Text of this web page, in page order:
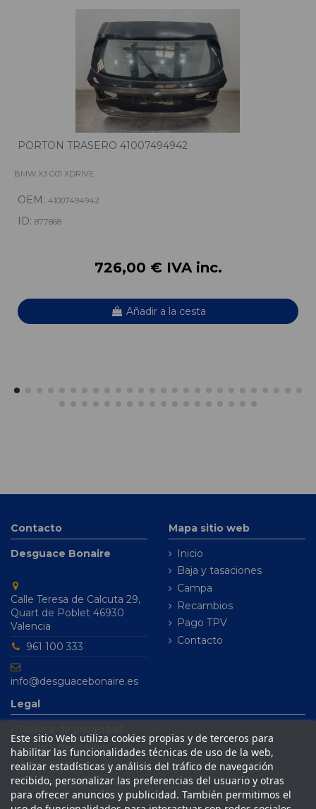
PORTON TRASERO 41007494942
BMW X3 G01 XDRIVE
OEM: 41007494942
ID: 877868
726,00 € IVA inc.
Añadir a la cesta
Contacto
Desguace Bonaire
Calle Teresa de Calcuta 29,
Quart de Poblet 46930
Valencia
961 100 333
info@desguacebonaire.es
Mapa sitio web
Inicio
Baja y tasaciones
Campa
Recambios
Pago TPV
Contacto
Legal
Política de cookies
Aviso legal
Condiciones de venta
Este sitio Web utiliza cookies propias y de terceros para
habilitar las funcionalidades técnicas de uso de la web,
realizar estadísticas y análisis del tráfico de navegación
recibido, personalizar las preferencias del usuario y otras
para ofrecer anuncios y publicidad. También permitimos el